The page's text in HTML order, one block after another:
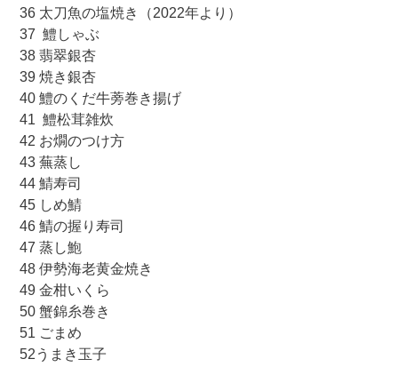
36 太刀魚の塩焼き（2022年より）
37 鱧しゃぶ
38 翡翠銀杏
39 焼き銀杏
40 鱧のくだ牛蒡巻き揚げ
41 鱧松茸雑炊
42 お燗のつけ方
43 蕪蒸し
44 鯖寿司
45 しめ鯖
46 鯖の握り寿司
47 蒸し鮑
48 伊勢海老黄金焼き
49 金柑いくら
50 蟹錦糸巻き
51 ごまめ
52うまき玉子